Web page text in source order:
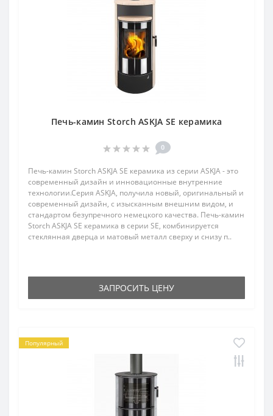
Печь-камин Storch ASKJA SE керамика
0
Печь-камин Storch ASKJA SE керамика из серии ASKJA - это
современный дизайн и инновационные внутренние
технологии.Серия ASKJA, получила новый, оригинальный и
современный дизайн, с изысканным внешним видом, и
стандартом безупречного немецкого качества. Печь-камин
Storch ASKJA SE керамика в серии SE, комбинируется
стеклянная дверца и матовый металл сверху и снизу п..
ЗАПРОСИТЬ ЦЕНУ
Популярный